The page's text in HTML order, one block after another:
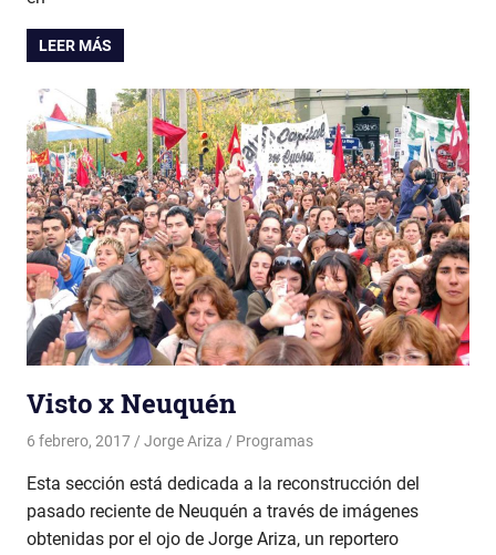
LEER MÁS
Visto x Neuquén
6 febrero, 2017 Jorge Ariza Programas
Esta sección está dedicada a la reconstrucción del
pasado reciente de Neuquén a través de imágenes
obtenidas por el ojo de Jorge Ariza, un reportero